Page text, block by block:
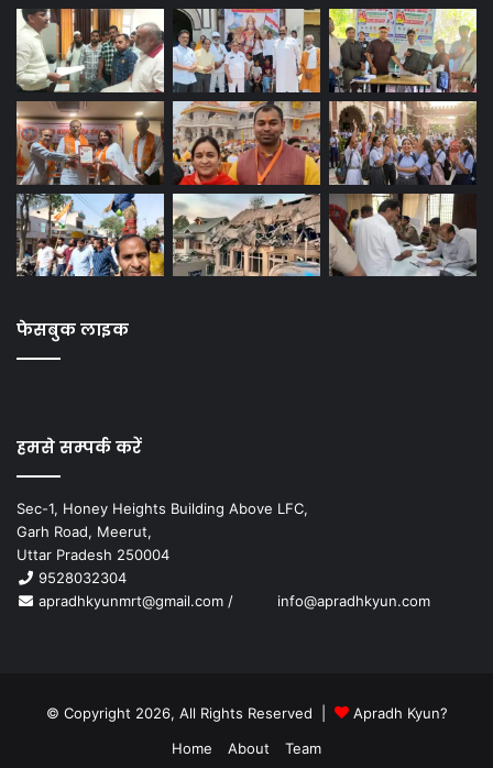
फेसबुक लाइक
हमसे सम्पर्क करें
Sec-1, Honey Heights Building Above LFC,
Garh Road, Meerut,
Uttar Pradesh 250004
9528032304
apradhkyunmrt@gmail.com / info@apradhkyun.com
© Copyright 2026, All Rights Reserved |
Apradh Kyun?
Home
About Team